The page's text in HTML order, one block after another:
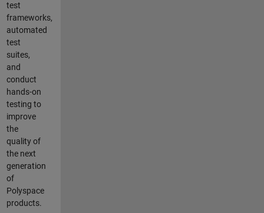
test
frameworks,
automated
test
suites,
and
conduct
hands-on
testing to
improve
the
quality of
the next
generation
of
Polyspace
products.